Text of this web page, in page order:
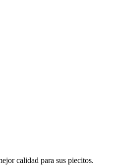
calidad para sus piecitos.